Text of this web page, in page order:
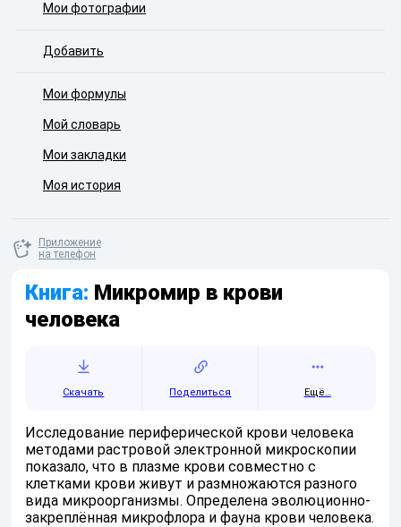
Мои фотографии
Добавить
Мои формулы
Мой словарь
Мои закладки
Моя история
Приложение
на телефон
Книга: Микромир в крови
человека
Скачать Поделиться Ещё…
Исследование периферической крови человека
методами растровой электронной микроскопии
показало, что в плазме крови совместно с
клетками крови живут и размножаются разного
вида микроорганизмы. Определена эволюционно-
закреплённая микрофлора и фауна крови человека.